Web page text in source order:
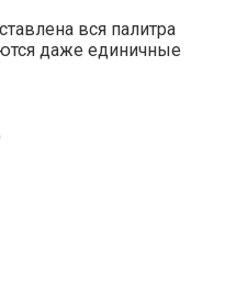
вся палитра
даже единичные